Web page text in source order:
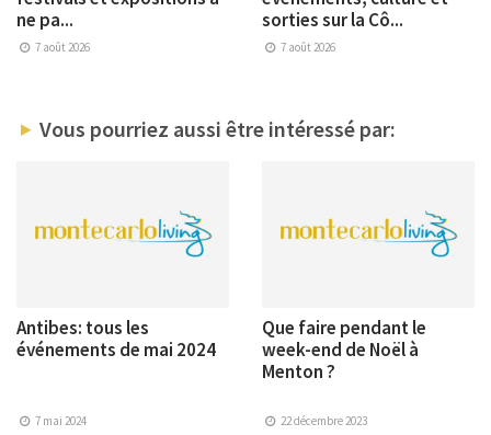
ne pa...
7 août 2026
sorties sur la Cô...
7 août 2026
Vous pourriez aussi être intéressé par:
Antibes: tous les
événements de mai 2024
7 mai 2024
Que faire pendant le
week-end de Noël à
Menton ?
22 décembre 2023